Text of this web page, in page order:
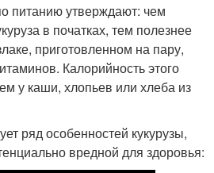
питанию утверждают: чем
в початках, тем полезнее
приготовленном на пару,
Калорийность этого
у каши, хлопьев или хлеба из
ряд особенностей кукурузы,
вредной для здоровья: